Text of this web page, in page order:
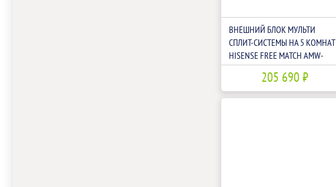
ВНЕШНИЙ БЛОК МУЛЬТИ
СПЛИТ-СИСТЕМЫ НА 5 КОМНАТ
HISENSE FREE MATCH AMW-
205 690 ₽